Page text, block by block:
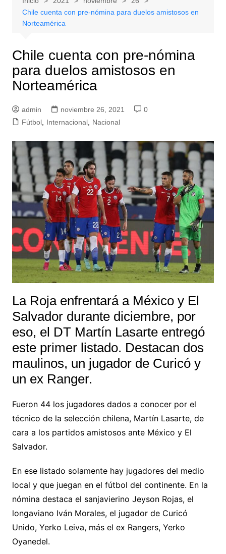
Chile cuenta con pre-nómina para duelos amistosos en
Norteamérica
Chile cuenta con pre-nómina
para duelos amistosos en
Norteamérica
admin noviembre 26, 2021
0
Fútbol, Internacional, Nacional
La Roja enfrentará a México y El
Salvador durante diciembre, por
eso, el DT Martín Lasarte entregó
este primer listado. Destacan dos
maulinos, un jugador de Curicó y
un ex Ranger.
Fueron 44 los jugadores dados a conocer por el
técnico de la selección chilena, Martín Lasarte, de
cara a los partidos amistosos ante México y El
Salvador.
En ese listado solamente hay jugadores del medio
local y que juegan en el fútbol del continente. En la
nómina destaca el sanjavierino Jeyson Rojas, el
longaviano Iván Morales, el jugador de Curicó
Unido, Yerko Leiva, más el ex Rangers, Yerko
Oyanedel.